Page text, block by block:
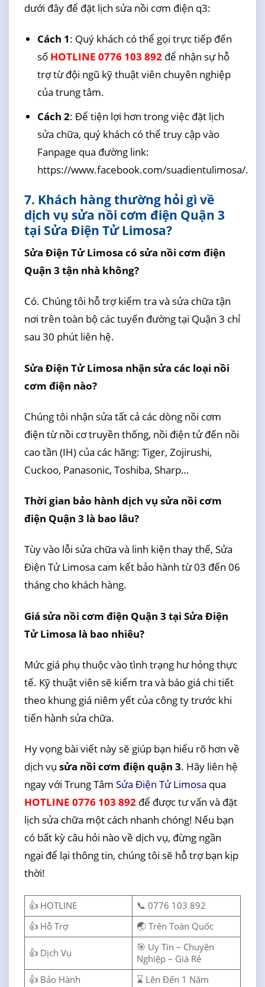
dưới đây để đặt lịch sửa nồi cơm điện q3:
Cách 1: Quý khách có thể gọi trực tiếp đến
số HOTLINE 0776 103 892để nhận sự hỗ
trợ từ đội ngũ kỹ thuật viên chuyên nghiệp
của trung tâm.
Cách 2: Để tiện lợi hơn trong việc đặt lịch
sửa chữa, quý khách có thể truy cập vào
Fanpage qua đường link:
https://www.facebook.com/suadientulimosa/.
7. Khách hàng thường hỏi gì về
dịch vụ sửa nồi cơm điện Quận 3
tại Sửa Điện Tử Limosa?
Sửa Điện Tử Limosa có sửa nồi cơm điện
Quận 3 tận nhà không?
Có. Chúng tôi hỗ trợ kiểm tra và sửa chữa tận
nơi trên toàn bộ các tuyến đường tại Quận 3 chỉ
sau 30 phút liên hệ.
Sửa Điện Tử Limosa nhận sửa các loại nồi
cơm điện nào?
Chúng tôi nhận sửa tất cả các dòng nồi cơm
điện từ nồi cơ truyền thống, nồi điện tử đến nồi
cao tần (IH) của các hãng: Tiger, Zojirushi,
Cuckoo, Panasonic, Toshiba, Sharp…
Thời gian bảo hành dịch vụ sửa nồi cơm
điện Quận 3 là bao lâu?
Tùy vào lỗi sửa chữa và linh kiện thay thế, Sửa
Điện Tử Limosa cam kết bảo hành từ 03 đến 06
tháng cho khách hàng.
Giá sửa nồi cơm điện Quận 3 tại Sửa Điện
Tử Limosa là bao nhiêu?
Mức giá phụ thuộc vào tình trạng hư hỏng thực
tế. Kỹ thuật viên sẽ kiểm tra và báo giá chi tiết
theo khung giá niêm yết của công ty trước khi
tiến hành sửa chữa.
Hy vọng bài viết này sẽ giúp bạn hiểu rõ hơn về
dịch vụ sửa nồi cơm điện quận 3. Hãy liên hệ
ngay với Trung Tâm Sửa Điện Tử Limosa qua
HOTLINE 0776 103 892để được tư vấn và đặt
lịch sửa chữa một cách nhanh chóng! Nếu bạn
có bất kỳ câu hỏi nào về dịch vụ, đừng ngần
ngại để lại thông tin, chúng tôi sẽ hỗ trợ bạn kịp
thời!
👍 HOTLINE
📞 0776 103 892
👍 Hỗ Trợ
🌏 Trên Toàn Quốc
👍 Dịch Vụ
🎯 Uy Tín – Chuyên
Nghiệp – Giá Rẻ
👍 Bảo Hành
⌛ Lên Đến 1 Năm